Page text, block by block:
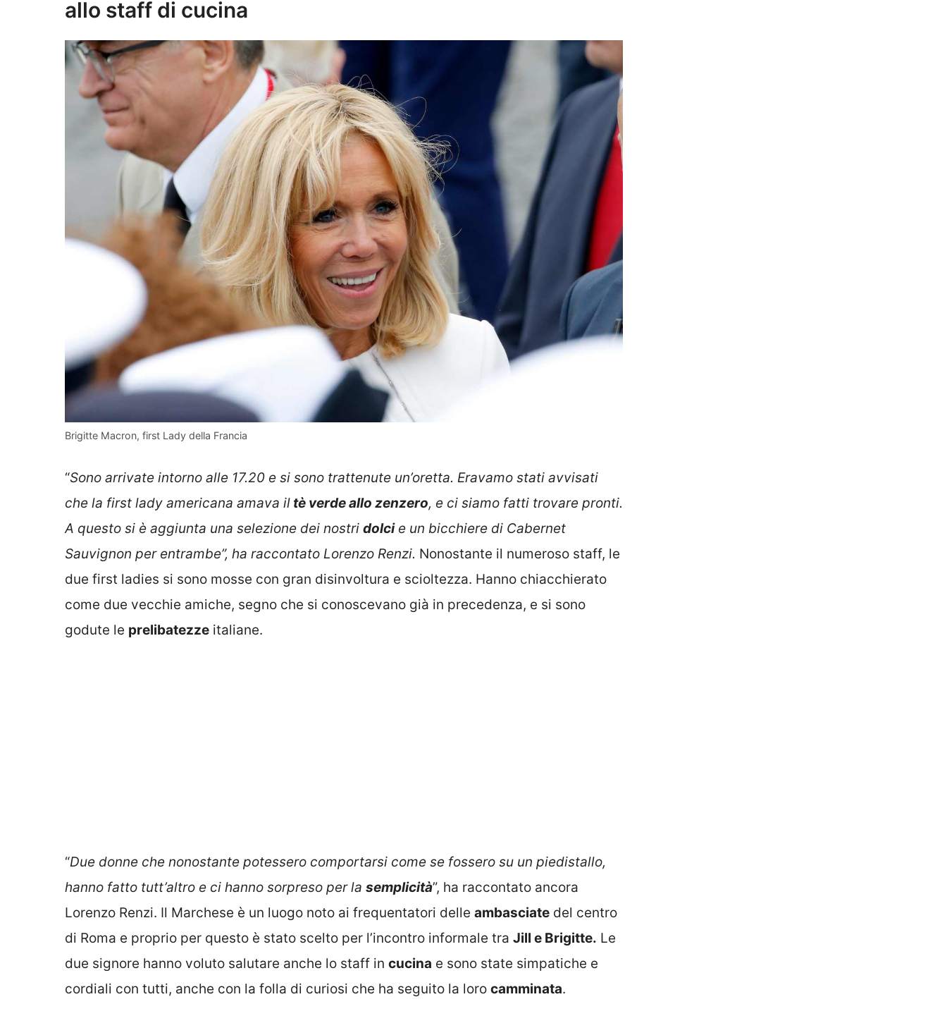
allo staff di cucina
Brigitte Macron, first Lady della Francia
“Sono arrivate intorno alle 17.20 e si sono trattenute un’oretta. Eravamo stati avvisati
che la first lady americana amava il tè verde allo zenzero, e ci siamo fatti trovare pronti.
A questo si è aggiunta una selezione dei nostri dolcie un bicchiere di Cabernet
Sauvignon per entrambe”, ha raccontato Lorenzo Renzi. Nonostante il numeroso staff, le
due first ladies si sono mosse con gran disinvoltura e scioltezza. Hanno chiacchierato
come due vecchie amiche, segno che si conoscevano già in precedenza, e si sono
godute le prelibatezze italiane.
“Due donne che nonostante potessero comportarsi come se fossero su un piedistallo,
hanno fatto tutt’altro e ci hanno sorpreso per la semplicità”, ha raccontato ancora
Lorenzo Renzi. Il Marchese è un luogo noto ai frequentatori delle ambasciate del centro
di Roma e proprio per questo è stato scelto per l’incontro informale tra Jill e Brigitte. Le
due signore hanno voluto salutare anche lo staff in cucina e sono state simpatiche e
cordiali con tutti, anche con la folla di curiosi che ha seguito la loro camminata.